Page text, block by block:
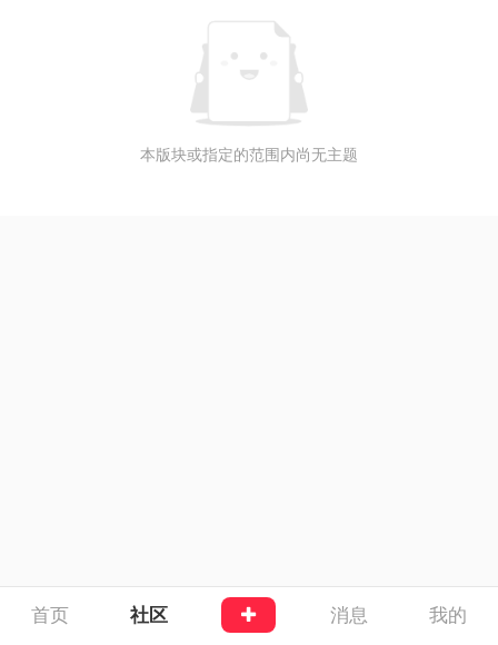
本版块或指定的范围内尚无主题
首页 社区 消息 我的